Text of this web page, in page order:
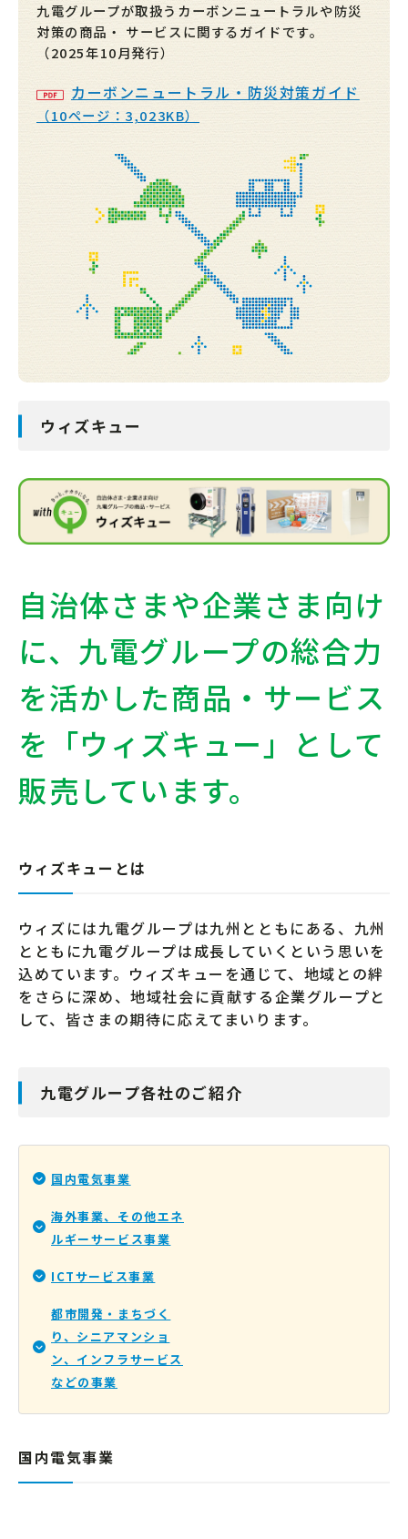
九電グループが取扱うカーボンニュートラルや防災
対策の商品・ サービスに関するガイドです。
（2025年10月発行）
カーボンニュートラル・防災対策ガイド
（10ページ：3,023KB）
ウィズキュー
自治体さまや企業さま向け
に、九電グループの総合力
を活かした商品・サービス
を「ウィズキュー」として
販売しています。
ウィズキューとは
ウィズには九電グループは九州とともにある、九州
とともに九電グループは成長していくという思いを
込めています。ウィズキューを通じて、地域との絆
をさらに深め、地域社会に貢献する企業グループと
して、皆さまの期待に応えてまいります。
九電グループ各社のご紹介
国内電気事業
海外事業、その他エネ
ルギーサービス事業
ICTサービス事業
都市開発・まちづく
り、シニアマンショ
ン、インフラサービス
などの事業
国内電気事業